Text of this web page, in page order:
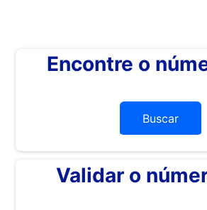
Encontre o
Buscar
Validar o